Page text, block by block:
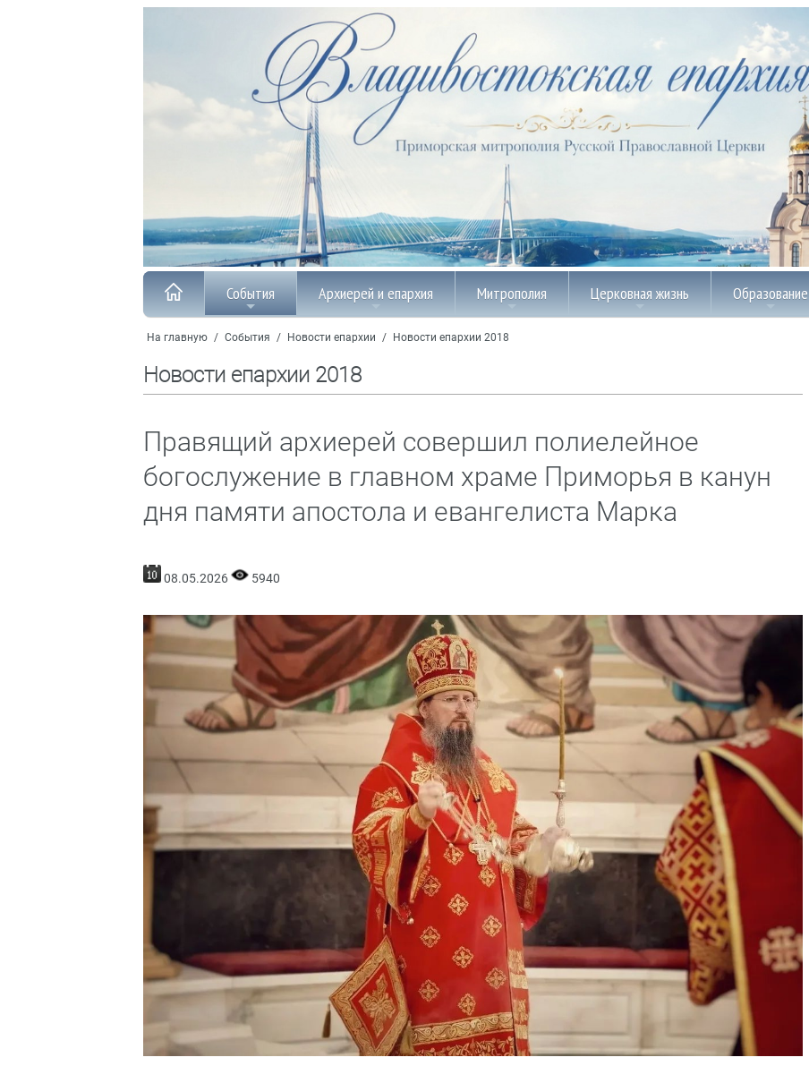
События Архиерей и епархия Митрополия Церковная жизнь Образование
На главную / События / Новости епархии / Новости епархии 2018
Новости епархии 2018
Правящий архиерей совершил полиелейное
богослужение в главном храме Приморья в канун
дня памяти апостола и евангелиста Марка
08.05.2026 5940